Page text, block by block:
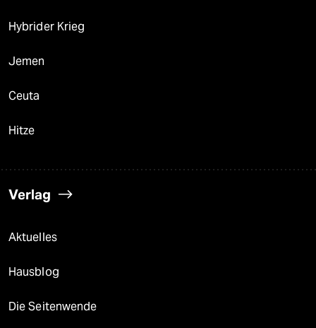
Hybrider Krieg
Jemen
Ceuta
Hitze
Verlag
Aktuelles
Hausblog
Die Seitenwende